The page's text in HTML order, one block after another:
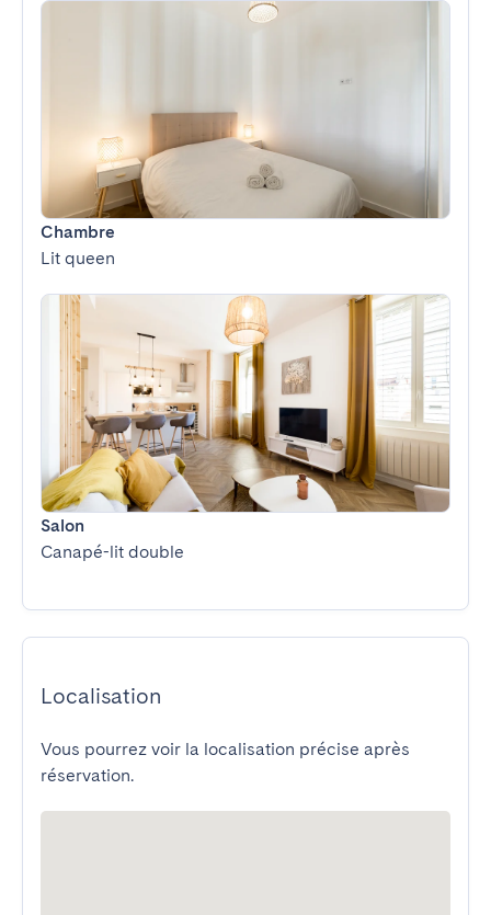
Chambre
Lit queen
Salon
Canapé-lit double
Localisation
Vous pourrez voir la localisation précise après
réservation.